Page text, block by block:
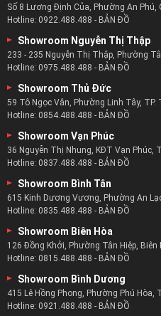
Số 8 Lương Định Của, Phường An Phú,
Hotline: 0922.488.488 - BẢN ĐỒ
Showroom Nguyễn Thị Thập
233 - 235 Nguyễn Thị Thập, Phường
Hotline: 0975.488.488 - BẢN ĐỒ
Showroom Thủ Đức
59 Tô Ngọc Vân, Phường Linh Tây, TP.
Hotline: 0854.488.488 - BẢN ĐỒ
Showroom Vạn Phúc
36 Nguyễn Thị Nhung, KĐT Vạn Phúc,
Hotline: 0837.488.488 - BẢN ĐỒ
Showroom Bình Tân
615 Kinh Dương Vương, Phường An
Hotline: 0835.488.488 - BẢN ĐỒ
Showroom Biên Hòa
126 Đồng Khởi, Phường Tân Hiệp, Biên
Hotline: 0815.488.488 - BẢN ĐỒ
Showroom Bình Dương
415 Lê Hồng Phong, Phường Phú Hòa,
Hotline: 0921.488.488 - BẢN ĐỒ